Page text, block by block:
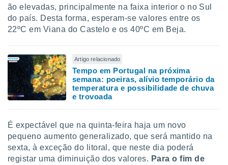
ão elevadas, principalmente na faixa interior o no Sul
do país. Desta forma, esperam-se valores entre os
22ºC em Viana do Castelo e os 40ºC em Beja.
Artigo relacionado
Tempo em Portugal na próxima
semana: poeiras, alívio temporário da
temperatura e possibilidade de chuva
e trovoada
É expectável que na quinta-feira haja um novo
pequeno aumento generalizado, que será mantido na
sexta, à exceção do litoral, que neste dia poderá
registar uma diminuição dos valores. Para o fim de